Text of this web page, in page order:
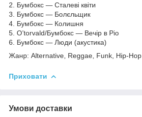
2. Бумбокс — Сталеві квіти
3. Бумбокс — Болєльщик
4. Бумбокс — Колишня
5. O’torvald/Бумбокс — Вечір в Ріо
6. Бумбокс — Люди (акустика)
Жанр: Alternative, Reggae, Funk, Hip-Hop
Приховати
Умови доставки